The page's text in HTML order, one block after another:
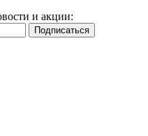
и акции: